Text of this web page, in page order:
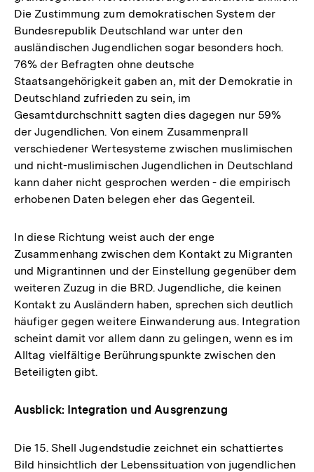
Die Zustimmung zum demokratischen System der
Bundesrepublik Deutschland war unter den
ausländischen Jugendlichen sogar besonders hoch.
76% der Befragten ohne deutsche
Staatsangehörigkeit gaben an, mit der Demokratie in
Deutschland zufrieden zu sein, im
Gesamtdurchschnitt sagten dies dagegen nur 59%
der Jugendlichen. Von einem Zusammenprall
verschiedener Wertesysteme zwischen muslimischen
und nicht-muslimischen Jugendlichen in Deutschland
kann daher nicht gesprochen werden - die empirisch
erhobenen Daten belegen eher das Gegenteil.
In diese Richtung weist auch der enge
Zusammenhang zwischen dem Kontakt zu Migranten
und Migrantinnen und der Einstellung gegenüber dem
weiteren Zuzug in die BRD. Jugendliche, die keinen
Kontakt zu Ausländern haben, sprechen sich deutlich
häufiger gegen weitere Einwanderung aus. Integration
scheint damit vor allem dann zu gelingen, wenn es im
Alltag vielfältige Berührungspunkte zwischen den
Beteiligten gibt.
Ausblick: Integration und Ausgrenzung
Die 15. Shell Jugendstudie zeichnet ein schattiertes
Bild hinsichtlich der Lebenssituation von jugendlichen